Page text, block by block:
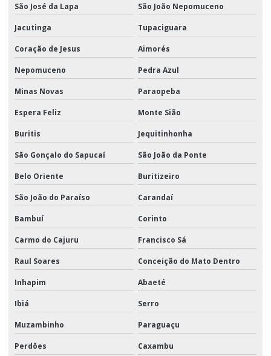
São José da Lapa São João Nepomuceno
Jacutinga Tupaciguara
Coração de Jesus Aimorés
Nepomuceno Pedra Azul
Minas Novas Paraopeba
Espera Feliz Monte Sião
Buritis Jequitinhonha
São Gonçalo do Sapucaí São João da Ponte
Belo Oriente Buritizeiro
São João do Paraíso Carandaí
Bambuí Corinto
Carmo do Cajuru Francisco Sá
Raul Soares Conceição do Mato Dentro
Inhapim Abaeté
Ibiá Serro
Muzambinho Paraguaçu
Perdões Caxambu